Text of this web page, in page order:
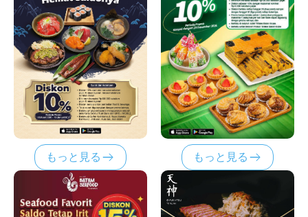
もっと見る もっと見る